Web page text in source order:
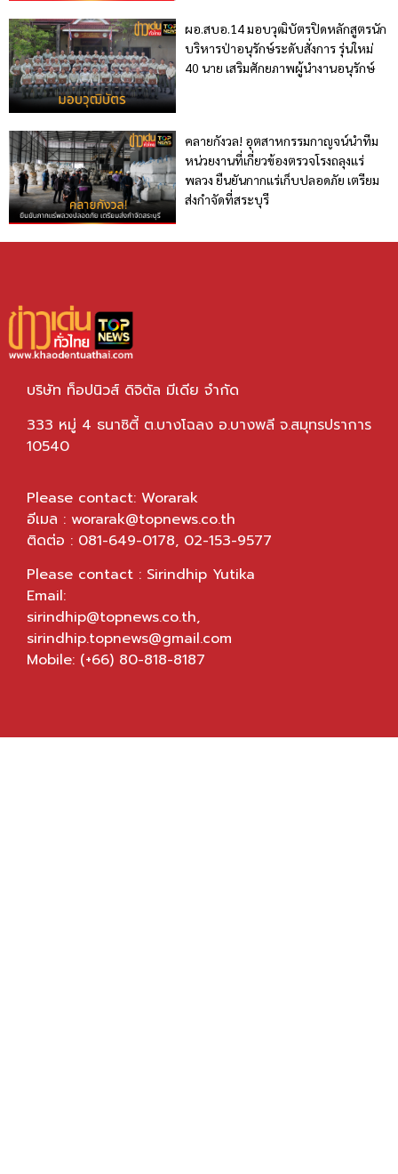
ผอ.สบอ.14 มอบวุฒิบัตรปิดหลักสูตรนัก
บริหารป่าอนุรักษ์ระดับสั่งการ รุ่นใหม่
40 นาย เสริมศักยภาพผู้นำงานอนุรักษ์
คลายกังวล! อุตสาหกรรมกาญจน์นำทีม
หน่วยงานที่เกี่ยวข้องตรวจโรงถลุงแร่
พลวง ยืนยันกากแร่เก็บปลอดภัย เตรียม
ส่งกำจัดที่สระบุรี
บริษัท ท็อปนิวส์ ดิจิตัล มีเดีย จำกัด
333 หมู่ 4 ธนาซิตี้ ต.บางโฉลง อ.บางพลี จ.สมุทรปราการ
10540
Please contact: Worarak
อีเมล : worarak@topnews.co.th
ติดต่อ : 081-649-0178, 02-153-9577
Please contact : Sirindhip Yutika
Email:
sirindhip@topnews.co.th,
sirindhip.topnews@gmail.com
Mobile: (+66) 80-818-8187